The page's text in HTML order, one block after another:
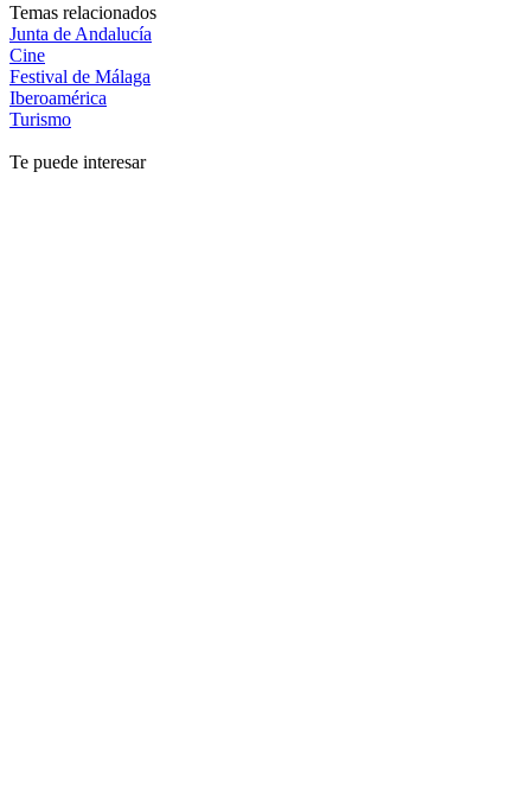
Temas relacionados
Junta de Andalucía
Cine
Festival de Málaga
Iberoamérica
Turismo
Te puede interesar